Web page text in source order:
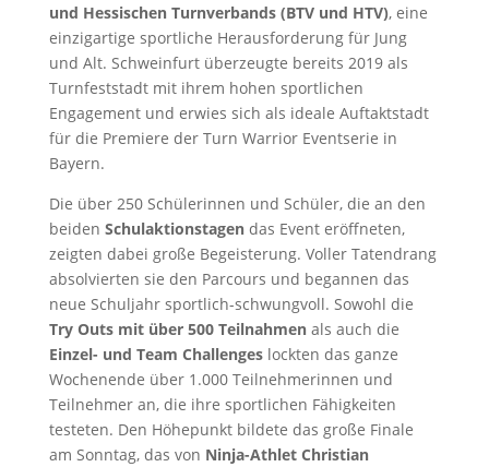
und Hessischen Turnverbands (BTV und HTV), eine
einzigartige sportliche Herausforderung für Jung
und Alt. Schweinfurt überzeugte bereits 2019 als
Turnfeststadt mit ihrem hohen sportlichen
Engagement und erwies sich als ideale Auftaktstadt
für die Premiere der Turn Warrior Eventserie in
Bayern.
Die über 250 Schülerinnen und Schüler, die an den
beiden Schulaktionstagen das Event eröffneten,
zeigten dabei große Begeisterung. Voller Tatendrang
absolvierten sie den Parcours und begannen das
neue Schuljahr sportlich-schwungvoll. Sowohl die
Try Outs mit über 500 Teilnahmen als auch die
Einzel- und Team Challenges lockten das ganze
Wochenende über 1.000 Teilnehmerinnen und
Teilnehmer an, die ihre sportlichen Fähigkeiten
testeten. Den Höhepunkt bildete das große Finale
am Sonntag, das von Ninja-Athlet Christian